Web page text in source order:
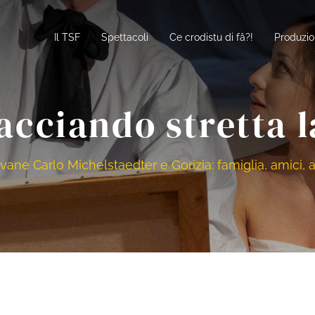
Il TSF Spettacoli Ce crodistu di fâ?!
stretta
Carlo Michelstaedter e Gorizia: famiglia, amici,